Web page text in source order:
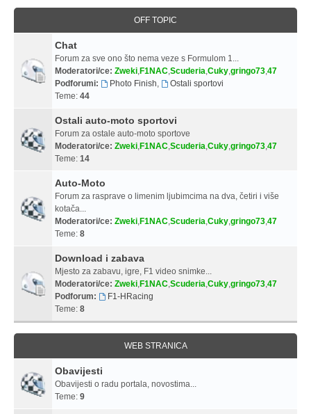
OFF TOPIC
Chat
Forum za sve ono što nema veze s Formulom 1...
Moderatori/ce: Zweki,F1NAC,Scuderia,Cuky,gringo73,47
Podforumi:
Photo Finish,
Ostali sportovi
Teme: 44
Ostali auto-moto sportovi
Forum za ostale auto-moto sportove
Moderatori/ce: Zweki,F1NAC,Scuderia,Cuky,gringo73,47
Teme: 14
Auto-Moto
Forum za rasprave o limenim ljubimcima na dva, četiri i više
kotača...
Moderatori/ce: Zweki,F1NAC,Scuderia,Cuky,gringo73,47
Teme: 8
Download i zabava
Mjesto za zabavu, igre, F1 video snimke...
Moderatori/ce: Zweki,F1NAC,Scuderia,Cuky,gringo73,47
Podforum:
F1-HRacing
Teme: 8
WEB STRANICA
Obavijesti
Obavijesti o radu portala, novostima...
Teme: 9